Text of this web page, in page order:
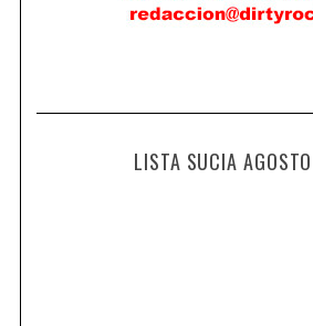
LISTA SUCIA